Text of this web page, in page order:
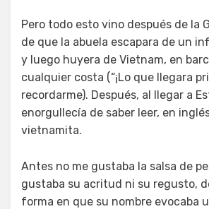
Pero todo esto vino después de la
de que la abuela escapara de un
y luego huyera de Vietnam, en
cualquier costa (“¡Lo que llegara
recordarme). Después, al llegar a
enorgullecía de saber leer, en
vietnamita.
Antes no me gustaba la salsa de
gustaba su acritud ni su regusto,
forma en que su nombre evocaba